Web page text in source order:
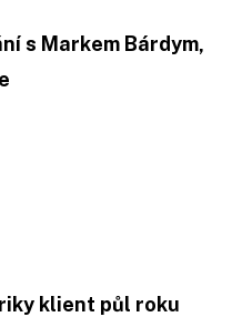
s Markem Bárdym,
klient půl roku